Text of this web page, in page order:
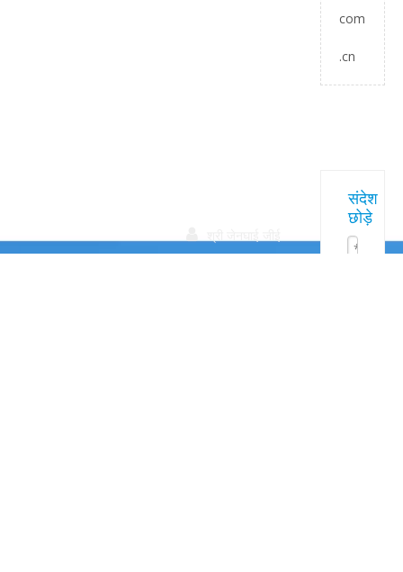
com
.cn
संदेश
छोड़े